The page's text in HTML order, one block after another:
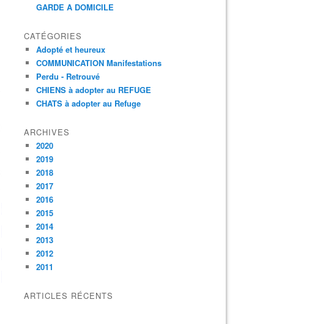
GARDE A DOMICILE
CATÉGORIES
Adopté et heureux
COMMUNICATION Manifestations
Perdu - Retrouvé
CHIENS à adopter au REFUGE
CHATS à adopter au Refuge
ARCHIVES
2020
2019
2018
2017
2016
2015
2014
2013
2012
2011
ARTICLES RÉCENTS